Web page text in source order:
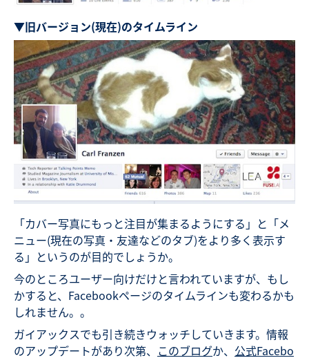
▼旧バージョン(現在)のタイムライン
「カバー写真にもっと注目が集まるようにする」と「メ
ニュー(現在の写真・友達などのタブ)をより多く表示す
る」というのが目的でしょうか。
今のところユーザー向けだけと言われていますが、もし
かすると、Facebookページのタイムラインも変わるかも
しれません。。
ガイアックスでも引き続きウォッチしていきます。情報
のアップデートがあり次第、 このブログか、 公式Facebo